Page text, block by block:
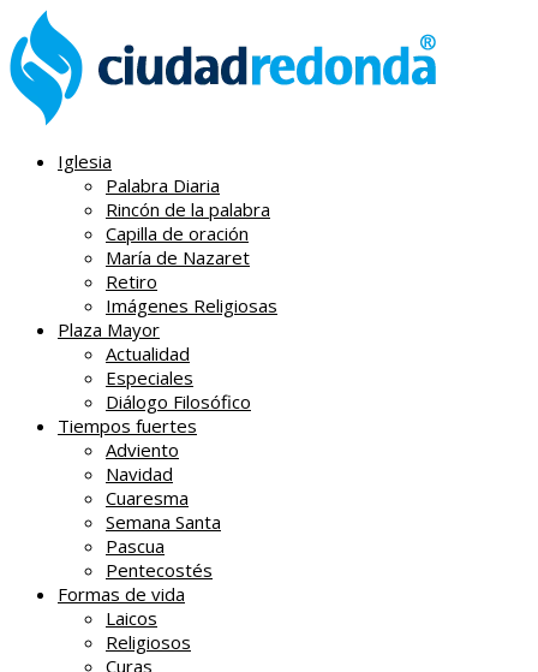
Iglesia
Palabra Diaria
Rincón de la palabra
Capilla de oración
María de Nazaret
Retiro
Imágenes Religiosas
Plaza Mayor
Actualidad
Especiales
Diálogo Filosófico
Tiempos fuertes
Adviento
Navidad
Cuaresma
Semana Santa
Pascua
Pentecostés
Formas de vida
Laicos
Religiosos
Curas